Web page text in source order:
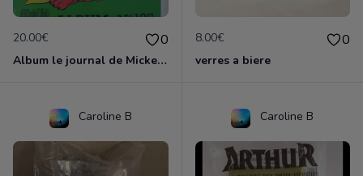
20.00€ 0
Album le journal de Mickey vintage ancien
8.00€ 0
verres a biere
Caroline B Caroline B